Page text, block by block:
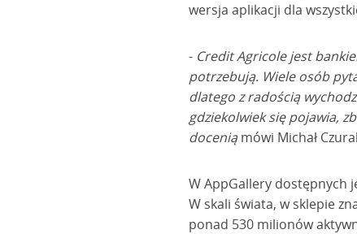
wersja aplikacji dla
- Credit Agricole jest
potrzebują. Wiele osób
dlatego z radością
gdziekolwiek się pojawia,
doceniąmówi Michał
W AppGallery dostępnych
W skali świata, w sklepie
ponad 530 milionów